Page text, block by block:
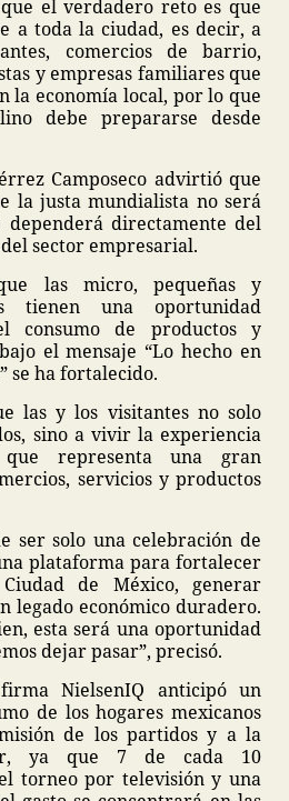
el verdadero reto es que
a toda la ciudad, es decir, a
comercios de barrio,
y empresas familiares que
la economía local, por lo que
debe prepararse desde
Camposeco advirtió que
la justa mundialista no será
dependerá directamente del
sector empresarial.
las micro, pequeñas y
tienen una oportunidad
consumo de productos y
el mensaje “Lo hecho en
se ha fortalecido.
las y los visitantes no solo
sino a vivir la experiencia
representa una gran
servicios y productos
ser solo una celebración de
plataforma para fortalecer
de México, generar
legado económico duradero.
esta será una oportunidad
dejar pasar”, precisó.
NielsenIQ anticipó un
de los hogares mexicanos
de los partidos y a la
ya que 7 de cada 10
torneo por televisión y una